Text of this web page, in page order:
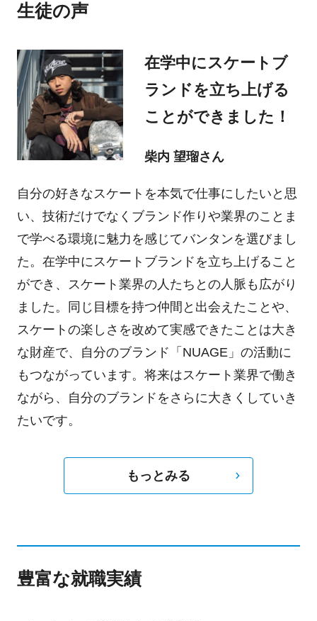
生徒の声
在学中にスケートブ
ランドを立ち上げる
ことができました！
柴内 望瑠さん
自分の好きなスケートを本気で仕事にしたいと思
い、技術だけでなくブランド作りや業界のことま
で学べる環境に魅力を感じてバンタンを選びまし
た。在学中にスケートブランドを立ち上げること
ができ、スケート業界の人たちとの人脈も広がり
ました。同じ目標を持つ仲間と出会えたことや、
スケートの楽しさを改めて実感できたことは大き
な財産で、自分のブランド「NUAGE」の活動に
もつながっています。将来はスケート業界で働き
ながら、自分のブランドをさらに大きくしていき
たいです。
もっとみる
豊富な就職実績